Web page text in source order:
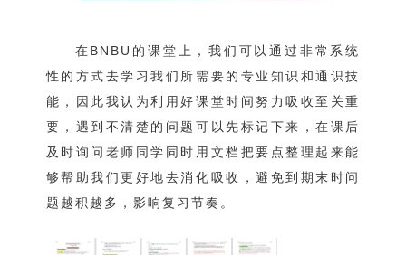
在BNBU的课堂上，我们可以通过非常系统
性的方式去学习我们所需要的专业知识和通识技
能，因此我认为利用好课堂时间努力吸收至关重
要，遇到不清楚的问题可以先标记下来，在课后
及时询问老师同学同时用文档把要点整理起来能
够帮助我们更好地去消化吸收，避免到期末时问
题越积越多，影响复习节奏。